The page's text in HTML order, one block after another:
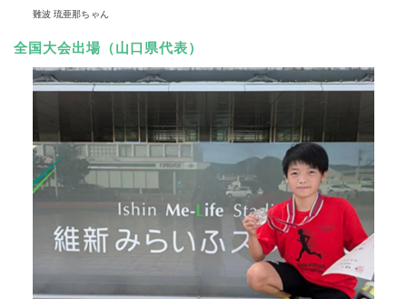
難波 琉亜那ちゃん
全国大会出場（山口県代表）